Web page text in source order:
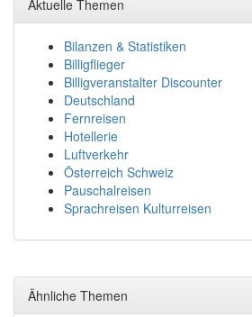
Aktuelle Themen
Bilanzen & Statistiken
Billigflieger
Billigveranstalter Discounter
Deutschland
Fernreisen
Hotellerie
Luftverkehr
Österreich Schweiz
Pauschalreisen
Sprachreisen Kulturreisen
Ähnliche Themen